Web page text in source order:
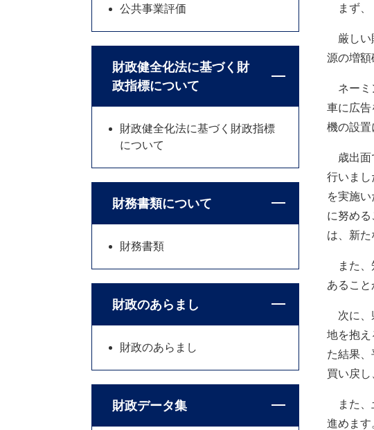
まず、
厳しい
源の増額
ネーミ
車に広告
機の設置
歳出面
行いまし
を実施
に努め
は、新た
また、
あること
次に、
地を抱え
た結果
買い戻し
また、
進めます
公共事業評価
財政健全化法に基づく財
政指標について
財政健全化法に基づく財政指標
について
財務書類について
財務書類
財政のあらまし
財政のあらまし
財政データ集